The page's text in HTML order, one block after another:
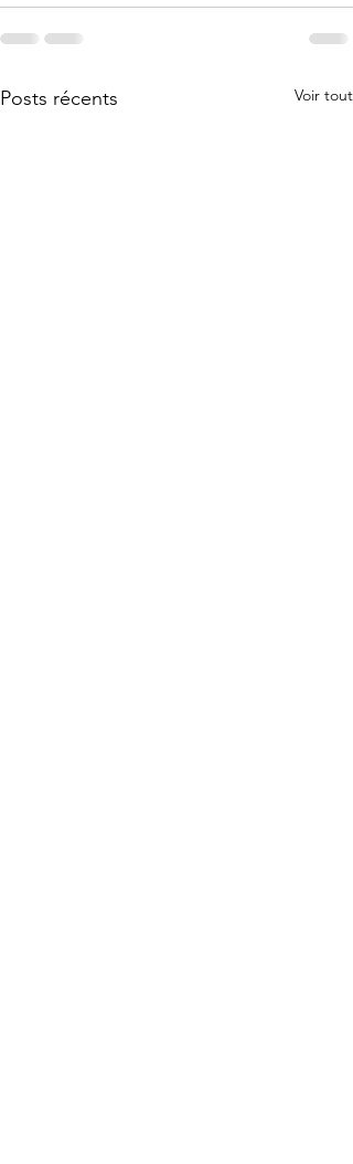
Posts récents Voir tout